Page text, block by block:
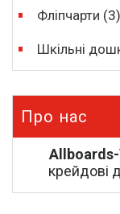
Фліпчарти (3)
Шкільні
Про нас
Allboards-
крейдові